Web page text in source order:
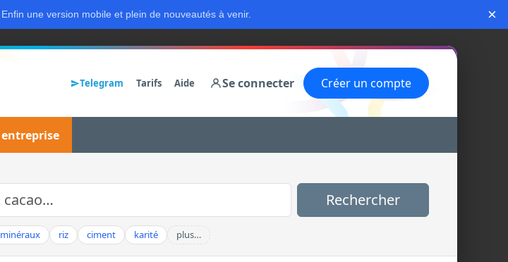
Enfin une version mobile et plein de nouveautés à venir. ×
Telegram Tarifs Aide Se connecter Créer un compte
entreprise
Rechercher
minéraux riz ciment karité plus…